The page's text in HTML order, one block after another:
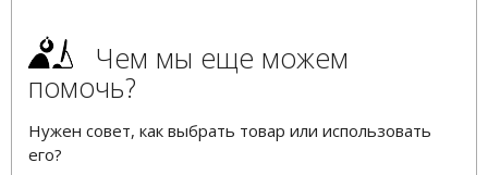
Чем мы еще можем
помочь?
Нужен совет, как выбрать товар или использовать
его?